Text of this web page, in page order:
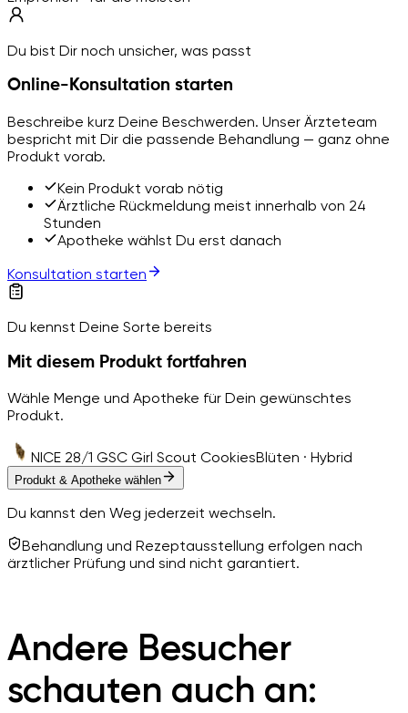
Du bist Dir noch unsicher, was passt
Online-Konsultation starten
Beschreibe kurz Deine Beschwerden. Unser Ärzteteam
bespricht mit Dir die passende Behandlung — ganz ohne
Produkt vorab.
Kein Produkt vorab nötig
Ärztliche Rückmeldung meist innerhalb von 24
Stunden
Apotheke wählst Du erst danach
Konsultation starten
Du kennst Deine Sorte bereits
Mit diesem Produkt fortfahren
Wähle Menge und Apotheke für Dein gewünschtes
Produkt.
NICE 28/1 GSC Girl Scout CookiesBlüten · Hybrid
Produkt & Apotheke wählen
Du kannst den Weg jederzeit wechseln.
Behandlung und Rezeptausstellung erfolgen nach
ärztlicher Prüfung und sind nicht garantiert.
Andere Besucher
schauten auch an: